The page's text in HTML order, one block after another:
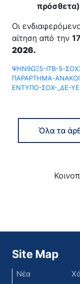
Οι
αίτηση από την
2026.
ΨΗΝ9ΩΞ5-ΙΤΒ-5-
ΠΑΡΑΡΤΗΜΑ-
ΕΝΤΥΠΟ-ΣΟΧ-_ΔΕ-ΥΕ
Όλα τα
Site Map
Νέα